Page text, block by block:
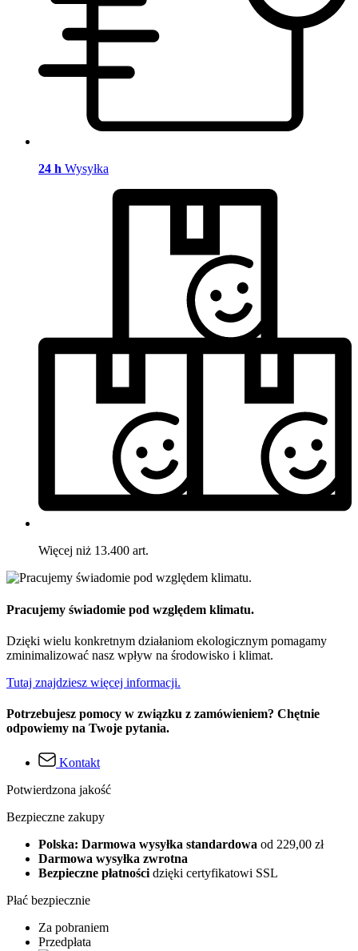
24 h Wysyłka
Więcej niż 13.400 art.
Pracujemy świadomie pod względem klimatu.
Dzięki wielu konkretnym działaniom ekologicznym pomagamy
zminimalizować nasz wpływ na środowisko i klimat.
Tutaj znajdziesz więcej informacji.
Potrzebujesz pomocy w związku z zamówieniem? Chętnie
odpowiemy na Twoje pytania.
Kontakt
Potwierdzona jakość
Bezpieczne zakupy
Polska: Darmowa wysyłka standardowa od 229,00 zł
Darmowa wysyłka zwrotna
Bezpieczne płatnościdzięki certyfikatowi SSL
Płać bezpiecznie
Za pobraniem
Przedpłata